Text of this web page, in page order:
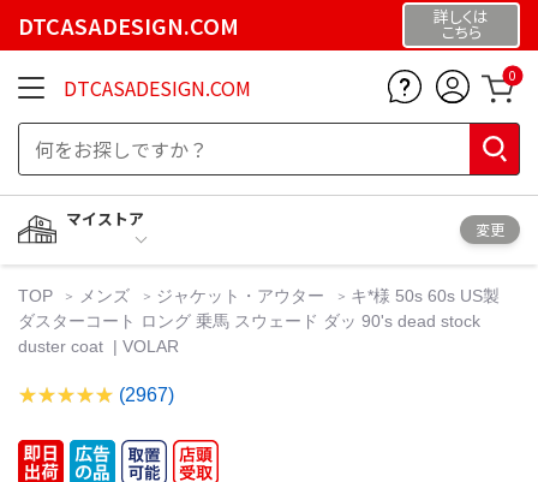
DTCASADESIGN.COM 詳しくは
こちら
DTCASADESIGN.COM 0
マイストア
変更
TOP メンズ ジャケット・アウター
キ*︎様 50s 60s US製
ダスターコート ロング 乗馬 スウェード ダッ 90's dead stock
duster coat | VOLAR
(2967)